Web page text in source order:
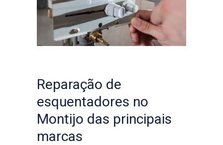
Reparação de
esquentadores no
Montijo das principais
marcas